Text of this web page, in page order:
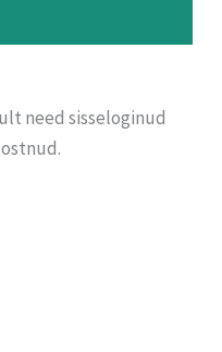
need sisseloginud